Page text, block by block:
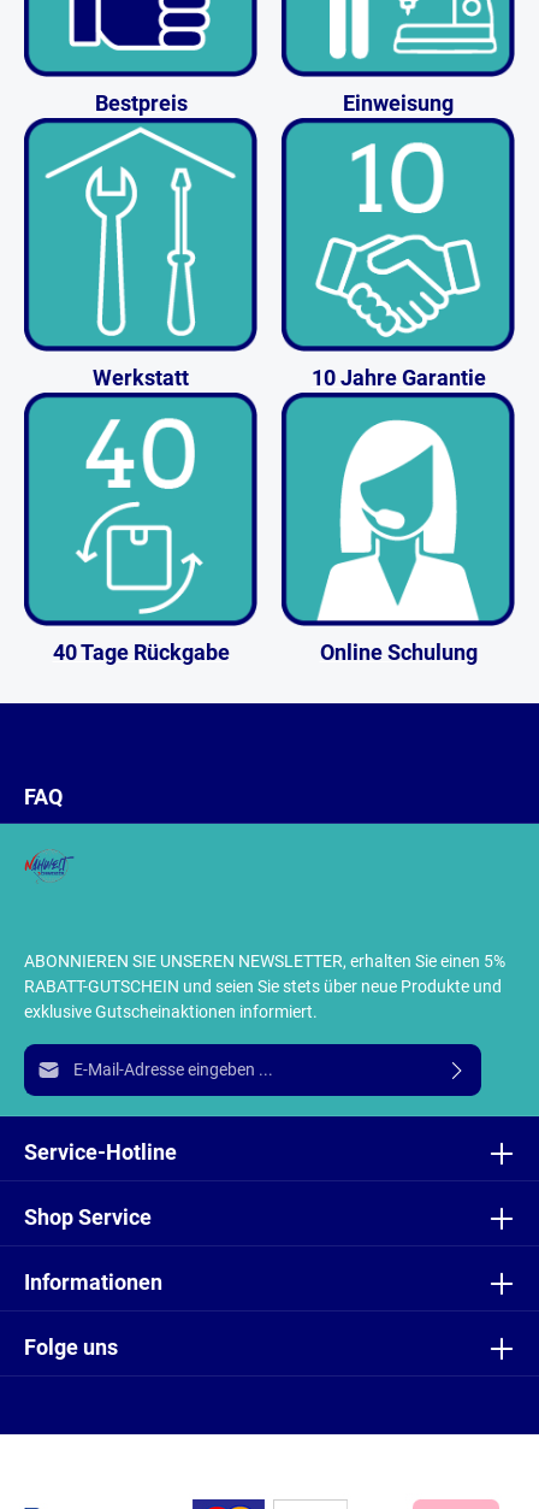
Bestpreis Einweisung
Werkstatt 10 Jahre Garantie
40 Tage Rückgabe Online Schulung
ABONNIEREN SIE UNSEREN NEWSLETTER, erhalten Sie einen 5%
RABATT-GUTSCHEIN und seien Sie stets über neue Produkte und
exklusive Gutscheinaktionen informiert.
E-Mail-Adresse*
Ich habe dieDatenschutzbestimmungenzur Kenntnis
einverstanden.
Folge uns
Service-Hotline
Shop Service
Informationen
FAQ